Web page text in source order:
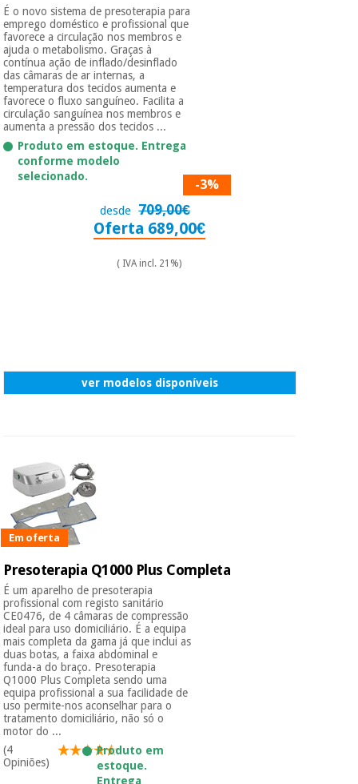
É o novo sistema de presoterapia para
emprego doméstico e profissional que
favorece a circulação nos membros e
ajuda o metabolismo. Graças à
contínua ação de inflado/desinflado
das câmaras de ar internas, a
temperatura dos tecidos aumenta e
favorece o fluxo sanguíneo. Facilita a
circulação sanguínea nos membros e
aumenta a pressão dos tecidos ...
Produto em estoque. Entrega
conforme modelo
selecionado.
-3%
desde 709,00€
Oferta 689,00€
( IVA incl. 21%)
ver modelos disponíveis
Em oferta
Presoterapia Q1000 Plus Completa
É um aparelho de presoterapia
profissional com registo sanitário
CE0476, de 4 câmaras de compressão
ideal para uso domiciliário. É a equipa
mais completa da gama já que inclui as
duas botas, a faixa abdominal e
funda-a do braço. Presoterapia
Q1000 Plus Completa sendo uma
equipa profissional a sua facilidade de
uso permite-nos aconselhar para o
tratamento domiciliário, não só o
motor do ...
(4
Opiniões)
Produto em
estoque.
Entrega